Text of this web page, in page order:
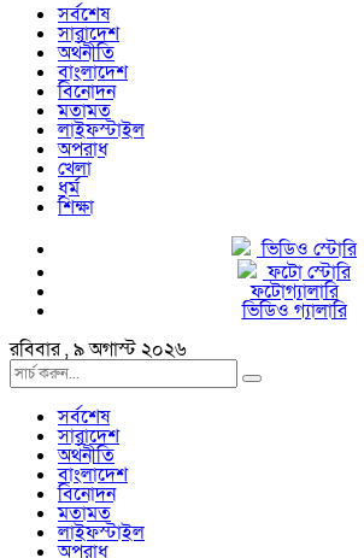
সর্বশেষ
সারাদেশ
অর্থনীতি
বাংলাদেশ
বিনোদন
মতামত
লাইফস্টাইল
অপরাধ
খেলা
ধর্ম
শিক্ষা
ভিডিও স্টোরি
ফটো স্টোরি
ফটোগ্যালারি
ভিডিও গ্যালারি
রবিবার , ৯ অগাস্ট ২০২৬
সর্বশেষ
সারাদেশ
অর্থনীতি
বাংলাদেশ
বিনোদন
মতামত
লাইফস্টাইল
অপরাধ